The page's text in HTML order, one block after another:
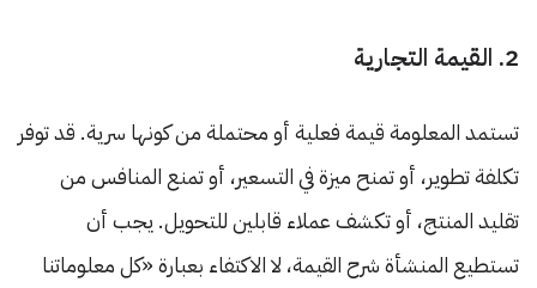
2. القيمة التجارية
تستمد المعلومة قيمة فعلية أو محتملة من كونها سرية. قد توفر
تكلفة تطوير، أو تمنح ميزة في التسعير، أو تمنع المنافس من
تقليد المنتج، أو تكشف عملاء قابلين للتحويل. يجب أن
تستطيع المنشأة شرح القيمة، لا الاكتفاء بعبارة «كل معلوماتنا